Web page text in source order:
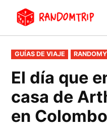
contenido
PUBLICADO
EN
GUÍAS DE VIAJE
El día que
casa de
en